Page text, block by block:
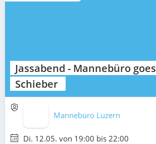
Jassabend - Mannebüro goes
Schieber
Mannebüro Luzern
Di. 12.05. von 19:00 bis 22:00